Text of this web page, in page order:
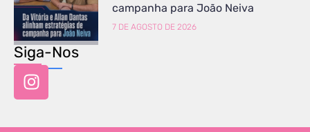
campanha para João Neiva
7 DE AGOSTO DE 2026
Siga-Nos